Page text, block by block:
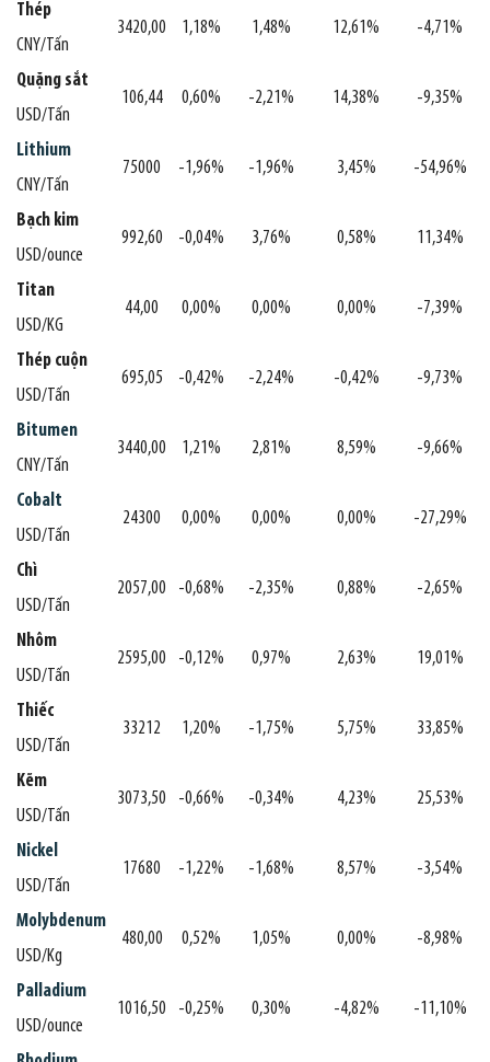
Thép
CNY/Tấn
3420,00 1,18% 1,48% 12,61% -4,71%
Quặng sắt
USD/Tấn
106,44 0,60% -2,21% 14,38% -9,35%
Lithium
CNY/Tấn
75000 -1,96% -1,96% 3,45% -54,96%
Bạch kim
USD/ounce
992,60 -0,04% 3,76% 0,58% 11,34%
Titan
USD/KG
44,00 0,00% 0,00% 0,00% -7,39%
Thép cuộn
USD/Tấn
695,05 -0,42% -2,24% -0,42% -9,73%
Bitumen
CNY/Tấn
3440,00 1,21% 2,81% 8,59% -9,66%
Cobalt
USD/Tấn
24300 0,00% 0,00% 0,00% -27,29%
Chì
USD/Tấn
2057,00 -0,68% -2,35% 0,88% -2,65%
Nhôm
USD/Tấn
2595,00 -0,12% 0,97% 2,63% 19,01%
Thiếc
USD/Tấn
33212 1,20% -1,75% 5,75% 33,85%
Kẽm
USD/Tấn
3073,50 -0,66% -0,34% 4,23% 25,53%
Nickel
USD/Tấn
17680 -1,22% -1,68% 8,57% -3,54%
Molybdenum
USD/Kg
480,00 0,52% 1,05% 0,00% -8,98%
Palladium
USD/ounce
1016,50 -0,25% 0,30% -4,82% -11,10%